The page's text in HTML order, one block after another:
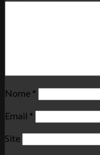
Nome *
Email *
Site